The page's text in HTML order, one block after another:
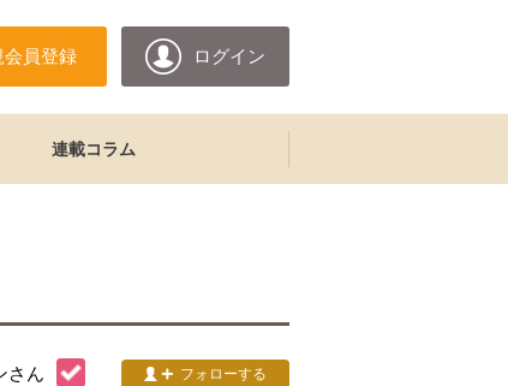
会員登録 ログイン
連載コラム
さん フォローする